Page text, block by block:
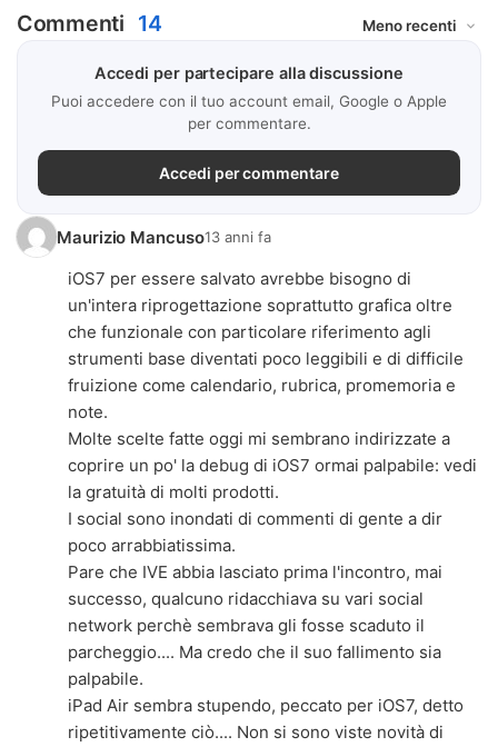
Commenti 14
Accedi per partecipare alla discussione
Puoi accedere con il tuo account email, Google o Apple
per commentare.
Accedi per commentare
Maurizio Mancuso13 anni fa
iOS7 per essere salvato avrebbe bisogno di
un'intera riprogettazione soprattutto grafica oltre
che funzionale con particolare riferimento agli
strumenti base diventati poco leggibili e di difficile
fruizione come calendario, rubrica, promemoria e
note.
Molte scelte fatte oggi mi sembrano indirizzate a
coprire un po' la debug di iOS7 ormai palpabile: vedi
la gratuità di molti prodotti.
I social sono inondati di commenti di gente a dir
poco arrabbiatissima.
Pare che IVE abbia lasciato prima l'incontro, mai
successo, qualcuno ridacchiava su vari social
network perchè sembrava gli fosse scaduto il
parcheggio.... Ma credo che il suo fallimento sia
palpabile.
iPad Air sembra stupendo, peccato per iOS7, detto
ripetitivamente ciò.... Non si sono viste novità di